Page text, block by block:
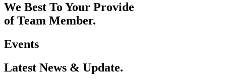
We Best To Your Provide
of Team Member.
Events
Latest News & Update.